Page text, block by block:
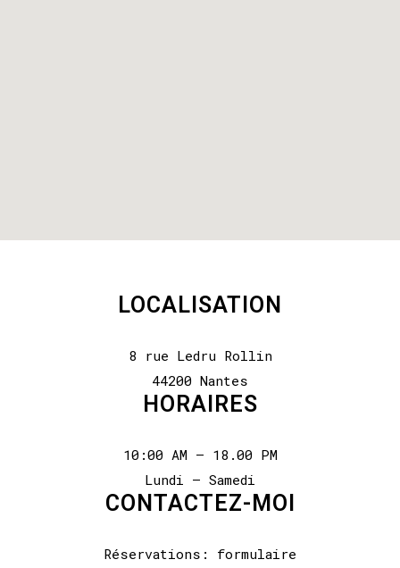
LOCALISATION
8 rue Ledru Rollin
44200 Nantes
HORAIRES
10:00 AM – 18.00 PM
Lundi – Samedi
CONTACTEZ-MOI
Réservations: formulaire